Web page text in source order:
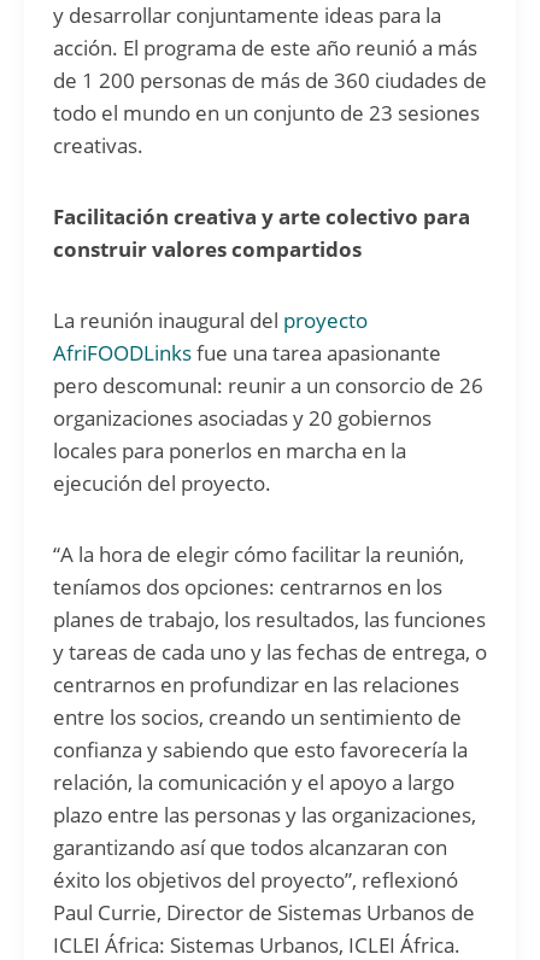
y desarrollar conjuntamente ideas para la
acción. El programa de este año reunió a más
de 1 200 personas de más de 360 ciudades de
todo el mundo en un conjunto de 23 sesiones
creativas.
Facilitación creativa y arte colectivo para
construir valores compartidos
La reunión inaugural del proyecto
AfriFOODLinksfue una tarea apasionante
pero descomunal: reunir a un consorcio de 26
organizaciones asociadas y 20 gobiernos
locales para ponerlos en marcha en la
ejecución del proyecto.
“A la hora de elegir cómo facilitar la reunión,
teníamos dos opciones: centrarnos en los
planes de trabajo, los resultados, las funciones
y tareas de cada uno y las fechas de entrega, o
centrarnos en profundizar en las relaciones
entre los socios, creando un sentimiento de
confianza y sabiendo que esto favorecería la
relación, la comunicación y el apoyo a largo
plazo entre las personas y las organizaciones,
garantizando así que todos alcanzaran con
éxito los objetivos del proyecto”, reflexionó
Paul Currie, Director de Sistemas Urbanos de
ICLEI África: Sistemas Urbanos, ICLEI África.